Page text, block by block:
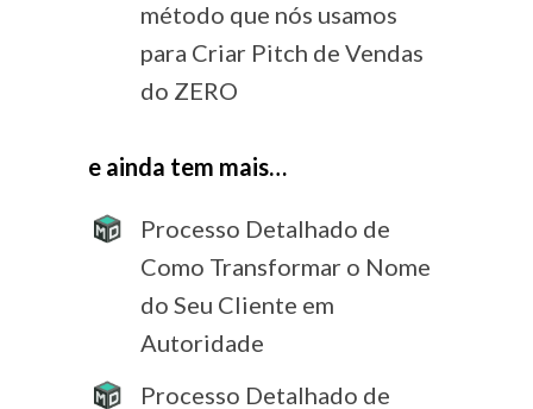
método que nós usamos
para Criar Pitch de Vendas
do ZERO
e ainda tem mais…
Processo Detalhado de
Como Transformar o Nome
do Seu Cliente em
Autoridade
Processo Detalhado de